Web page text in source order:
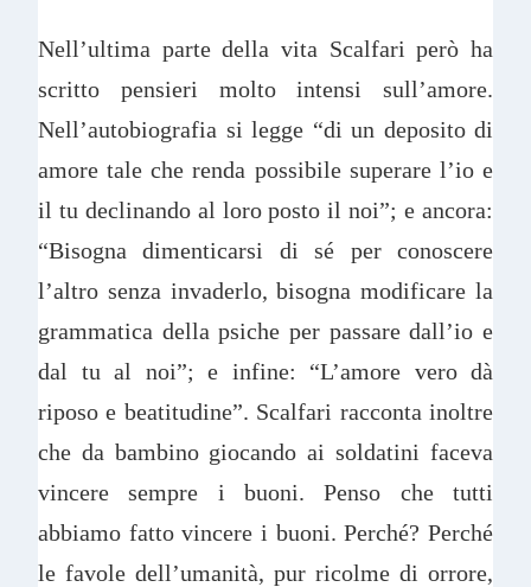
Nell’ultima parte della vita Scalfari però ha
scritto pensieri molto intensi sull’amore.
Nell’autobiografia si legge “di un deposito di
amore tale che renda possibile superare l’io e
il tu declinando al loro posto il noi”; e ancora:
“Bisogna dimenticarsi di sé per conoscere
l’altro senza invaderlo, bisogna modificare la
grammatica della psiche per passare dall’io e
dal tu al noi”; e infine: “L’amore vero dà
riposo e beatitudine”. Scalfari racconta inoltre
che da bambino giocando ai soldatini faceva
vincere sempre i buoni. Penso che tutti
abbiamo fatto vincere i buoni. Perché? Perché
le favole dell’umanità, pur ricolme di orrore,